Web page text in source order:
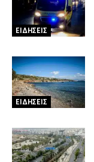
ΕΙΔΗΣΕΙΣ
ΕΙΔΗΣΕΙΣ